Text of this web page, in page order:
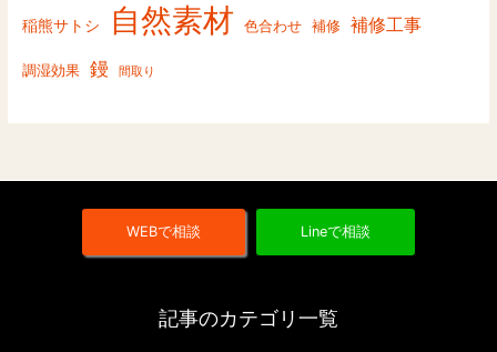
稲熊サトシ 自然素材 色合わせ 補修 補修工事
調湿効果 鏝 間取り
WEBで相談 Lineで相談
記事のカテゴリ一覧